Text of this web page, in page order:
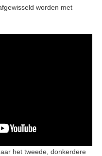
worden met
het tweede, donkerdere